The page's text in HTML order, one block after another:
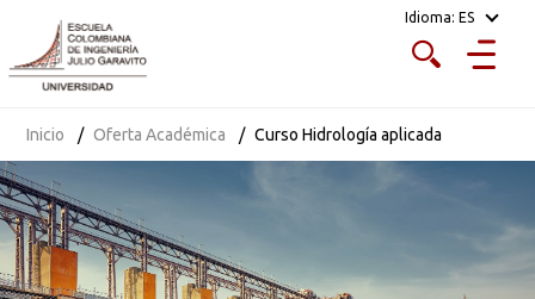
Idioma: ES
Inicio Oferta Académica Curso Hidrología aplicada